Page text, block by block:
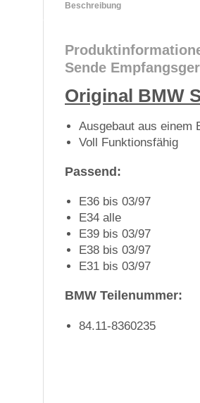
Beschreibung
Sende
Original BMW
Ausgebaut aus einem
Voll Funktionsfähig
Passend:
E36 bis 03/97
E34 alle
E39 bis 03/97
E38 bis 03/97
E31 bis 03/97
BMW Teilenummer:
84.11-8360235